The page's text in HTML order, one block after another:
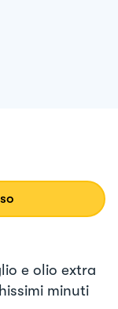
e olio extra
minuti